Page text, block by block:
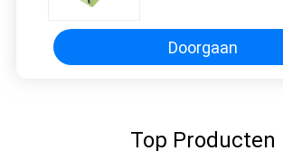
Doorgaan
Top Producten